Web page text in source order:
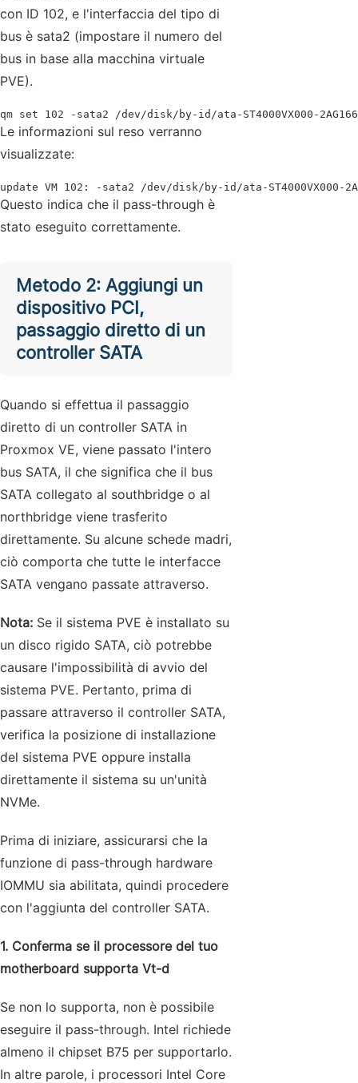
con ID 102, e l'interfaccia del tipo di
bus è sata2 (impostare il numero del
bus in base alla macchina virtuale
PVE).
qm set 102 -sata2 /dev/disk/by-id/ata-ST4000VX000-
Le informazioni sul reso verranno
visualizzate:
update VM 102: -sata2 /dev/disk/by-id/ata-ST4000VX000-
Questo indica che il pass-through è
stato eseguito correttamente.
Metodo 2: Aggiungi un
dispositivo PCI,
passaggio diretto di un
controller SATA
Quando si effettua il passaggio
diretto di un controller SATA in
Proxmox VE, viene passato l'intero
bus SATA, il che significa che il bus
SATA collegato al southbridge o al
northbridge viene trasferito
direttamente. Su alcune schede madri,
ciò comporta che tutte le interfacce
SATA vengano passate attraverso.
Nota: Se il sistema PVE è installato su
un disco rigido SATA, ciò potrebbe
causare l'impossibilità di avvio del
sistema PVE. Pertanto, prima di
passare attraverso il controller SATA,
verifica la posizione di installazione
del sistema PVE oppure installa
direttamente il sistema su un'unità
NVMe.
Prima di iniziare, assicurarsi che la
funzione di pass-through hardware
IOMMU sia abilitata, quindi procedere
con l'aggiunta del controller SATA.
1. Conferma se il processore del tuo
motherboard supporta Vt-d
Se non lo supporta, non è possibile
eseguire il pass-through. Intel richiede
almeno il chipset B75 per supportarlo.
In altre parole, i processori Intel Core